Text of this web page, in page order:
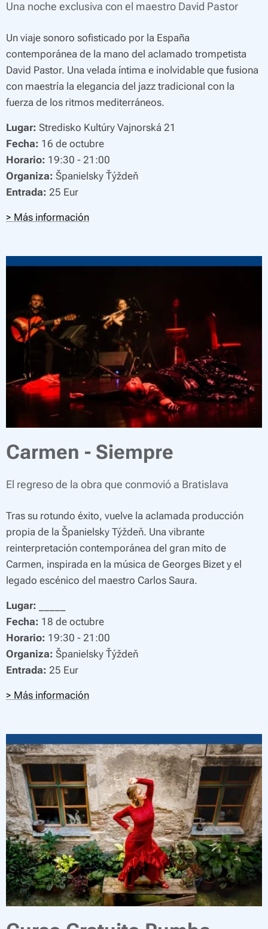
Una noche exclusiva con el maestro David Pastor
Un viaje sonoro sofisticado por la España
contemporánea de la mano del aclamado trompetista
David Pastor. Una velada íntima e inolvidable que fusiona
con maestría la elegancia del jazz tradicional con la
fuerza de los ritmos mediterráneos.
Lugar: Stredisko Kultúry Vajnorská 21
Fecha: 16 de octubre
Horario: 19:30 - 21:00
Organiza: Španielsky Ťýždeň
Entrada: 25 Eur
> Más información
Carmen - Siempre
El regreso de la obra que conmovió a Bratislava
Tras su rotundo éxito, vuelve la aclamada producción
propia de la Španielsky Týždeň. Una vibrante
reinterpretación contemporánea del gran mito de
Carmen, inspirada en la música de Georges Bizet y el
legado escénico del maestro Carlos Saura.
Lugar:
Fecha: 18 de octubre
Horario: 19:30 - 21:00
Organiza: Španielsky Ťýždeň
Entrada: 25 Eur
> Más información